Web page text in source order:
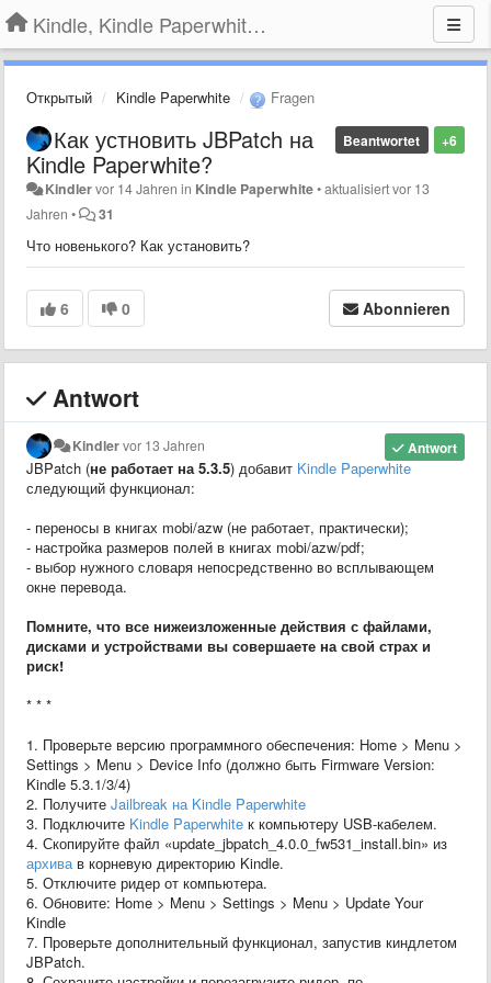
Kindle, Kindle Paperwhite, Kindle Voyage
Открытый Kindle Paperwhite Fragen
+6
Beantwortet
Как устновить JBPatch на
Kindle Paperwhite?
Kindlervor 14 Jahren in Kindle Paperwhite•aktualisiertvor 13
Jahren • 31
Что новенького? Как установить?
6 0 Abonnieren
Antwort
Antwort
Kindlervor 13 Jahren
JBPatch (не работает на 5.3.5) добавит Kindle Paperwhite
следующий функционал:
- переносы в книгах mobi/azw (не работает, практически);
- настройка размеров полей в книгах mobi/azw/pdf;
- выбор нужного словаря непосредственно во всплывающем
окне перевода.
Помните, что все нижеизложенные действия с файлами,
дисками и устройствами вы совершаете на свой страх и
риск!
* * *
1. Проверьте версию программного обеспечения: Home > Menu >
Settings > Menu > Device Info (должно быть Firmware Version:
Kindle 5.3.1/3/4)
2. Получите Jailbreak на Kindle Paperwhite
3. Подключите Kindle Paperwhite к компьютеру USB-кабелем.
4. Скопируйте файл «update_jbpatch_4.0.0_fw531_install.bin» из
архива в корневую директорию Kindle.
5. Отключите ридер от компьютера.
6. Обновите: Home > Menu > Settings > Menu > Update Your
Kindle
7. Проверьте дополнительный функционал, запустив киндлетом
JBPatch.